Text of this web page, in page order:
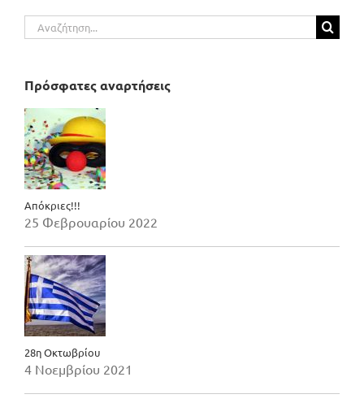
Αναζήτηση
για:
Πρόσφατες αναρτήσεις
Απόκριες!!!
25 Φεβρουαρίου 2022
28η Οκτωβρίου
4 Νοεμβρίου 2021